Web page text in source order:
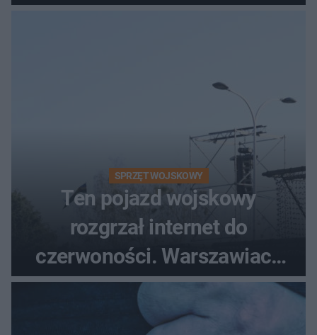
poszkodowanych, lądował
SPRZĘT WOJSKOWY
Ten pojazd wojskowy
rozgrzał internet do
czerwoności. Warszawiacy
pytali, czy to Mad Max!